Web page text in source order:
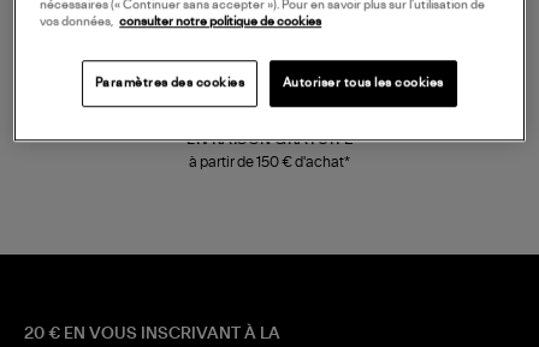
LIVRAISON GRATUITE
à partir de 150 € d'achat*
20 € EN VOUS INSCRIVANT À LA
nécessaires (« Continuer sans accepter »). Pour en savoir plus sur l’utilisation de
vos données, consulter notre politique de cookies
Paramètres des cookies Autoriser tous les cookies